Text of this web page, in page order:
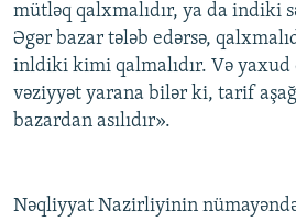
mütləq qalxmalıdır, ya da indiki
Əgər bazar tələb edərsə,
inldiki kimi qalmalıdır. Və yaxud
vəziyyət yarana bilər ki, tarif
bazardan asılıdır».
Nəqliyyat Nazirliyinin